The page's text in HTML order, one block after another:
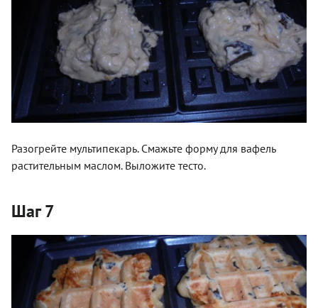
Разогрейте мультипекарь. Смажьте форму для вафель
растительным маслом. Выложите тесто.
Шаг 7